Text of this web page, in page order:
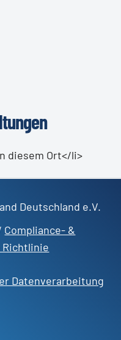
diesem Ort</li>
Deutschland e.V.
Compliance- &
Datenverarbeitung